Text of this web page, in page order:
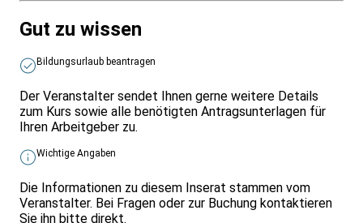
Gut zu wissen
Bildungsurlaub beantragen
Der Veranstalter sendet Ihnen gerne weitere Details
zum Kurs sowie alle benötigten Antragsunterlagen für
Ihren Arbeitgeber zu.
Wichtige Angaben
Die Informationen zu diesem Inserat stammen vom
Veranstalter. Bei Fragen oder zur Buchung kontaktieren
Sie ihn bitte direkt.